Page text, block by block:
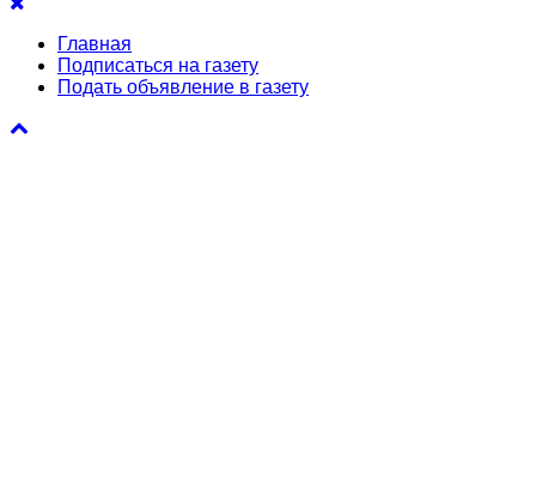
Главная
Подписаться на газету
Подать объявление в газету